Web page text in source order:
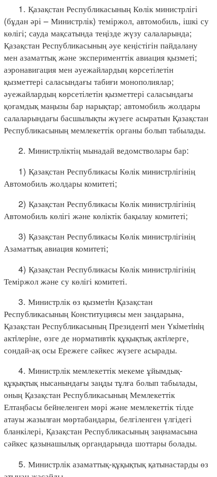
1. Қазақстан Республикасының Көлік министрлігі
(бұдан әрі – Министрлік) теміржол, автомобиль, ішкі су
көлігі; сауда мақсатында теңізде жүзу салаларында;
Қазақстан Республикасының әуе кеңістігін пайдалану
мен азаматтық және эксперименттік авиация қызметі;
аэронавигация мен әуежайлардың көрсетілетін
қызметтері саласындағы табиғи монополиялар;
әуежайлардың көрсетілетін қызметтері саласындағы
қоғамдық маңызы бар нарықтар; автомобиль жолдары
салаларындағы басшылықты жүзеге асыратын Қазақстан
Республикасының мемлекеттік органы болып табылады.
2. Министрліктің мынадай ведомстволары бар:
1) Қазақстан Республикасы Көлік министрлігінің
Автомобиль жолдары комитеті;
2) Қазақстан Республикасы Көлік министрлігінің
Автомобиль көлігі және көліктік бақылау комитеті;
3) Қазақстан Республикасы Көлік министрлігінің
Азаматтық авиация комитеті;
4) Қазақстан Республикасы Көлік министрлігінің
Теміржол және су көлігі комитеті.
3. Министрлік өз қызметiн Қазақстан
Республикасының Конституциясы мен заңдарына,
Қазақстан Республикасының Президентi мен Үкiметiнiң
актiлерiне, өзге де нормативтiк құқықтық актiлерге,
сондай-ақ осы Ережеге сәйкес жүзеге асырады.
4. Министрлік мемлекеттік мекеме ұйымдық-
құқықтық нысанындағы заңды тұлға болып табылады,
оның Қазақстан Республикасының Мемлекеттік
Елтаңбасы бейнеленген мөрі және мемлекеттік тілде
атауы жазылған мөртабандары, белгіленген үлгідегі
бланкілері, Қазақстан Республикасының заңнамасына
сәйкес қазынашылық органдарында шоттары болады.
5. Министрлік азаматтық-құқықтық қатынастарды өз